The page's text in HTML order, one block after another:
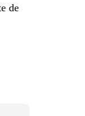
de